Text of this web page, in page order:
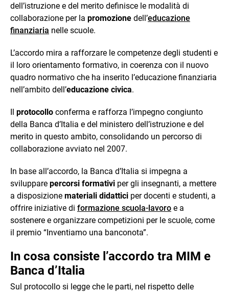
dell’istruzione e del merito definisce le modalità di
collaborazione per la promozione dell’educazione
finanziaria nelle scuole.
L’accordo mira a rafforzare le competenze degli studenti e
il loro orientamento formativo, in coerenza con il nuovo
quadro normativo che ha inserito l’educazione finanziaria
nell’ambito dell’educazione civica.
Il protocollo conferma e rafforza l’impegno congiunto
della Banca d’Italia e del ministero dell’istruzione e del
merito in questo ambito, consolidando un percorso di
collaborazione avviato nel 2007.
In base all’accordo, la Banca d’Italia si impegna a
sviluppare percorsi formativi per gli insegnanti, a mettere
a disposizione materiali didattici per docenti e studenti, a
offrire iniziative di formazione scuola-lavoro e a
sostenere e organizzare competizioni per le scuole, come
il premio “Inventiamo una banconota”.
In cosa consiste l’accordo tra MIM e
Banca d’Italia
Sul protocollo si legge che le parti, nel rispetto delle